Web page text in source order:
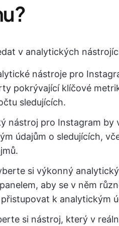
v analytických
nástroje pro
pokrývající klíčové
sledujících.
nástroj pro Instagram by
údajům o sledujících,
si výkonný
aby se v něm
k analytickým
si nástroj, který v